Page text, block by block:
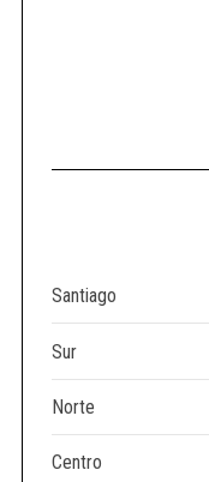
Santiago
Sur
Norte
Centro
c
: